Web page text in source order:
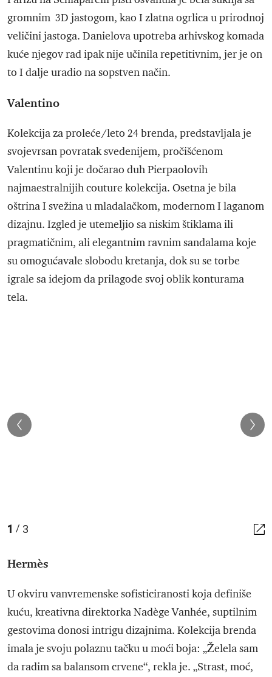
gromnim 3D jastogom, kao I zlatna ogrlica u prirodnoj
veličini jastoga. Danielova upotreba arhivskog komada
kuće njegov rad ipak nije učinila repetitivnim, jer je on
to I dalje uradio na sopstven način.
Valentino
Kolekcija za proleće/leto 24 brenda, predstavljala je
svojevrsan povratak svedenijem, pročišćenom
Valentinu koji je dočarao duh Pierpaolovih
najmaestralnijih couture kolekcija. Osetna je bila
oštrina I svežina u mladalačkom, modernom I laganom
dizajnu. Izgled je utemeljio sa niskim štiklama ili
pragmatičnim, ali elegantnim ravnim sandalama koje
su omogućavale slobodu kretanja, dok su se torbe
igrale sa idejom da prilagode svoj oblik konturama
tela.
1 / 3
Hermès
U okviru vanvremenske sofisticiranosti koja definiše
kuću, kreativna direktorka Nadège Vanhée, suptilnim
gestovima donosi intrigu dizajnima. Kolekcija brenda
imala je svoju polaznu tačku u moći boja: „Želela sam
da radim sa balansom crvene“, rekla je. „Strast, moć,